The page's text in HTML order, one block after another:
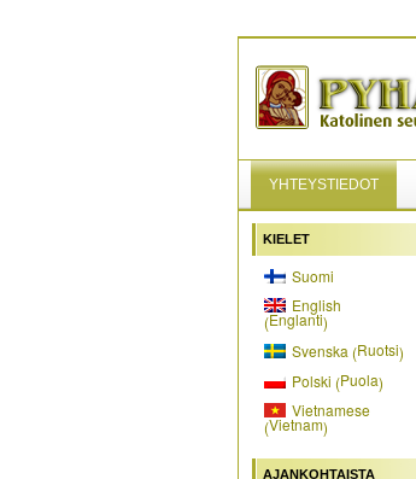
YHTEYSTIEDOT
KIELET
Suomi
English
(Englanti)
Svenska(Ruotsi)
Polski (Puola)
Vietnamese
(Vietnam)
AJANKOHTAISTA